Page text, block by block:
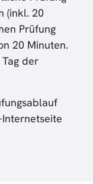
(inkl. 20
Prüfung
20 Minuten.
der